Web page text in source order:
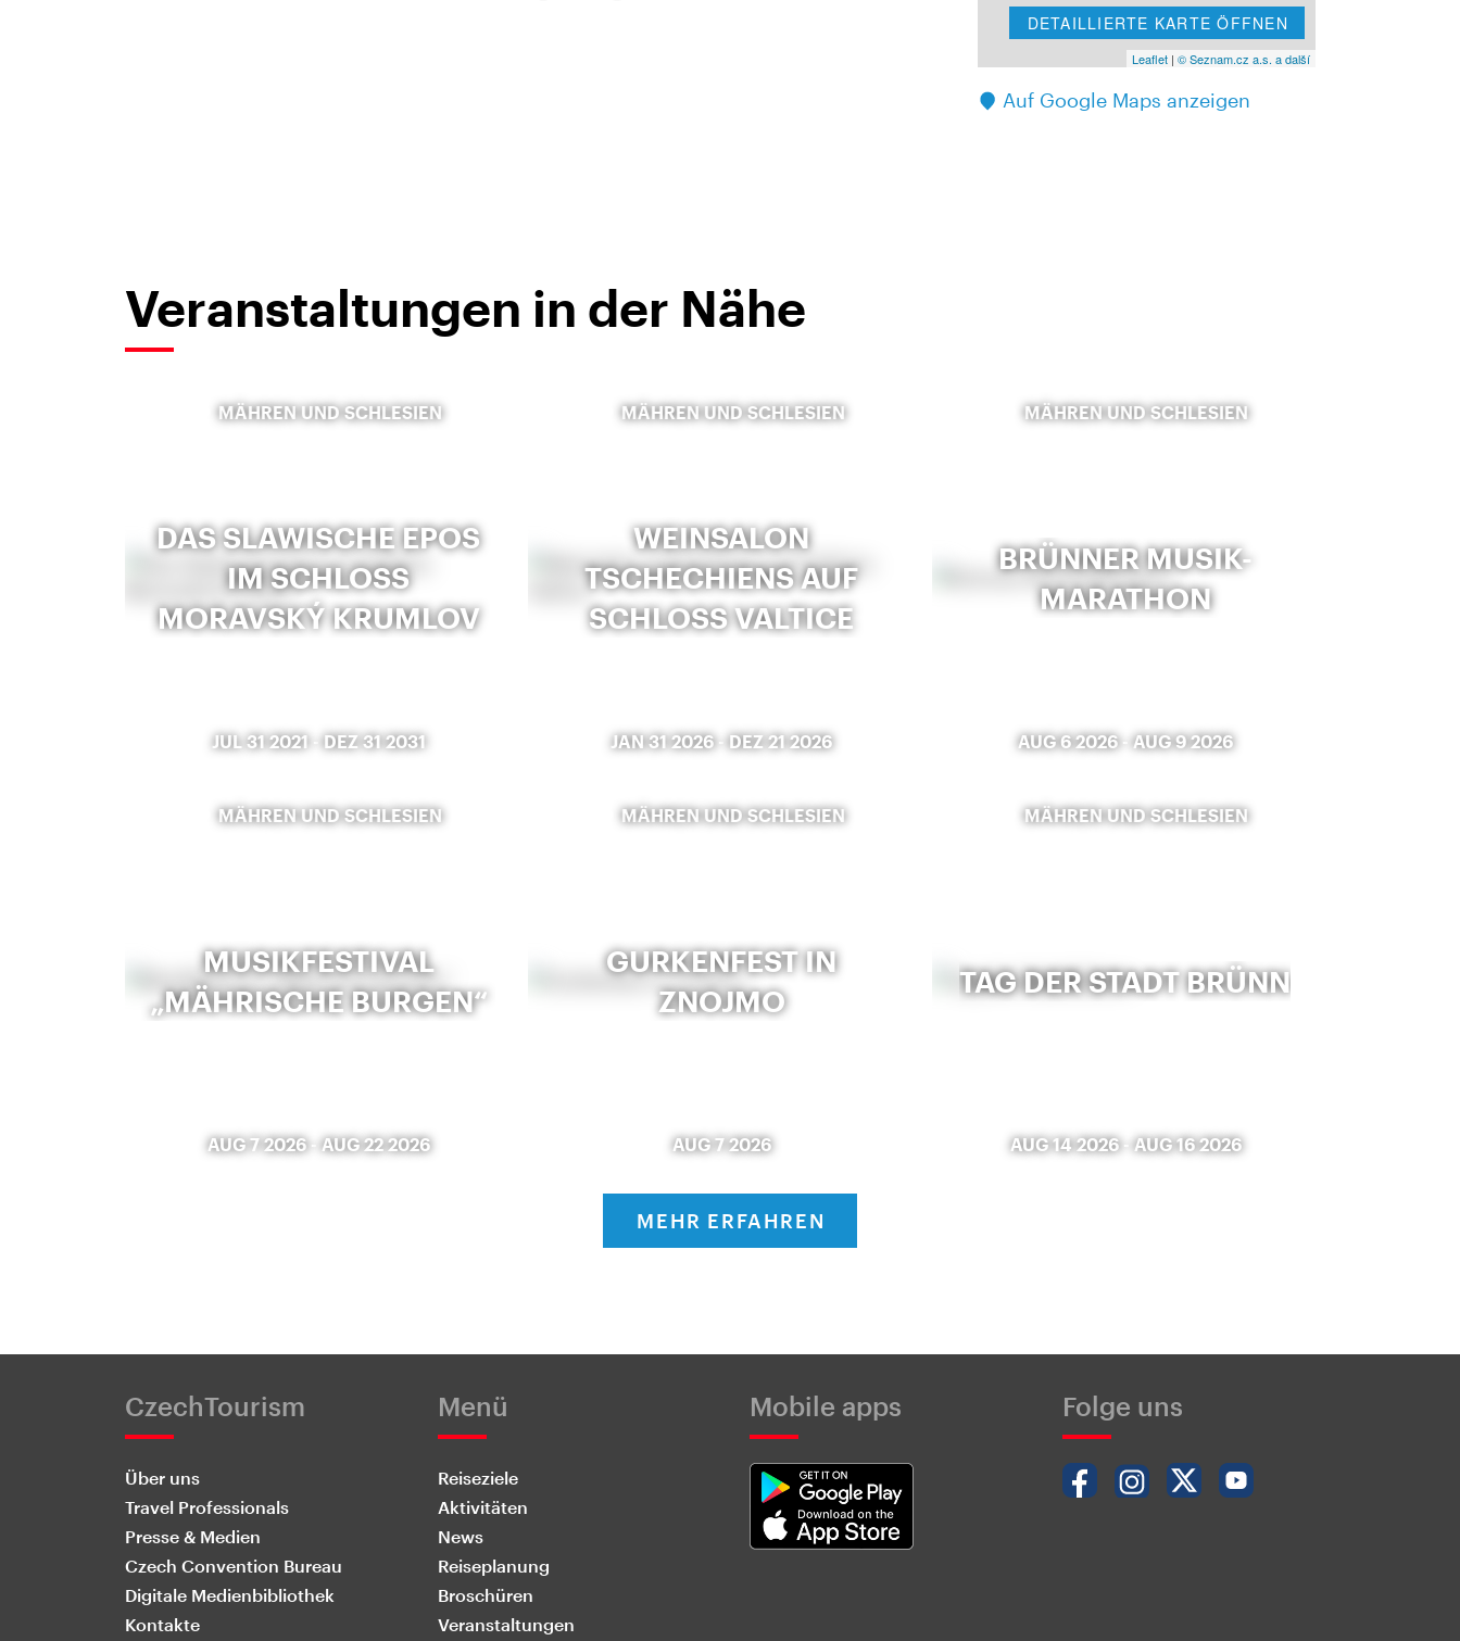
DETAILLIERTE KARTE ÖFFNEN
Leaflet| © Seznam.cz a.s. a další
Auf Google Maps anzeigen
Veranstaltungen in der Nähe
MÄHREN UND SCHLESIEN
DAS SLAWISCHE EPOS
IM SCHLOSS
MORAVSKÝ KRUMLOV
JUL 31 2021 DEZ 31 2031
MÄHREN UND SCHLESIEN
WEINSALON
TSCHECHIENS AUF
SCHLOSS VALTICE
JAN 31 2026 DEZ 21 2026
MÄHREN UND SCHLESIEN
BRÜNNER MUSIK-
MARATHON
AUG 6 2026- AUG 9 2026
MÄHREN UND SCHLESIEN
MUSIKFESTIVAL
„MÄHRISCHE BURGEN“
AUG 7 2026- AUG 22 2026
MÄHREN UND SCHLESIEN
GURKENFEST IN
ZNOJMO
AUG 7 2026
MÄHREN UND SCHLESIEN
TAG DER STADT BRÜNN
AUG 14 2026- AUG 16 2026
MEHR ERFAHREN
CzechTourism
Über uns
Travel Professionals
Presse & Medien
Czech Convention Bureau
Digitale Medienbibliothek
Kontakte
Menü
Reiseziele
Aktivitäten
News
Reiseplanung
Broschüren
Veranstaltungen
Mobile apps Folge uns